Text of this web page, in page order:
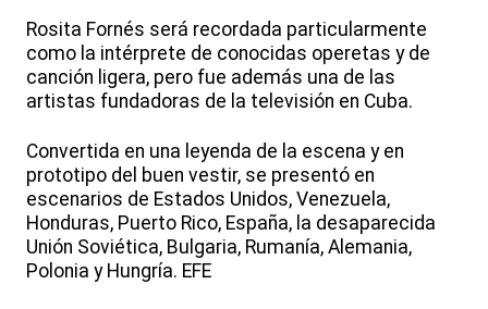
Rosita Fornés será recordada particularmente
como la intérprete de conocidas operetas y de
canción ligera, pero fue además una de las
artistas fundadoras de la televisión en Cuba.
Convertida en una leyenda de la escena y en
prototipo del buen vestir, se presentó en
escenarios de Estados Unidos, Venezuela,
Honduras, Puerto Rico, España, la desaparecida
Unión Soviética, Bulgaria, Rumanía, Alemania,
Polonia y Hungría. EFE